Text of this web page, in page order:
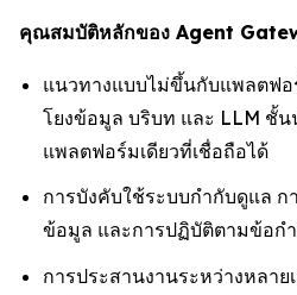
คุณสมบัติหลักของ Agent
แนวทางแบบไม่ขึ้นกับแพลตฟอ
โยงข้อมูล บริบท และ LLM ชั้
แพลตฟอร์มเดียวที่เชื่อถือได้
การบังคับใช้ระบบกำกับดูแล
ข้อมูล และการปฏิบัติตามข้อก
การประสานงานระหว่างหลาย